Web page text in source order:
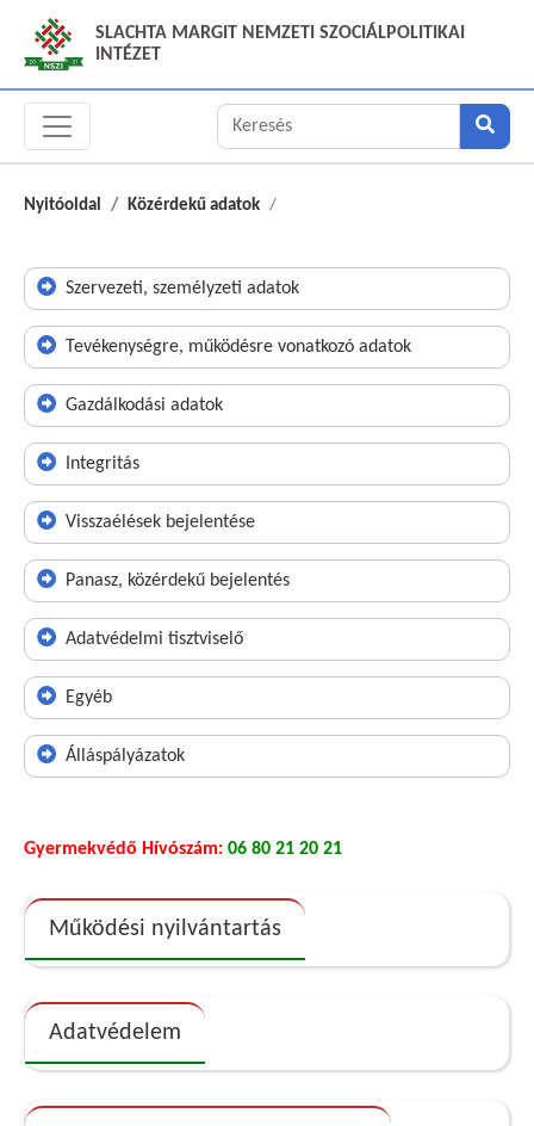
SLACHTA MARGIT NEMZETI SZOCIÁLPOLITIKAI
INTÉZET
Nyitóoldal Közérdekű adatok
Szervezeti, személyzeti adatok
Tevékenységre, működésre vonatkozó adatok
Gazdálkodási adatok
Integritás
Visszaélések bejelentése
Panasz, közérdekű bejelentés
Adatvédelmi tisztviselő
Egyéb
Álláspályázatok
Gyermekvédő Hívószám: 06 80 21 20 21
Működési nyilvántartás
Adatvédelem